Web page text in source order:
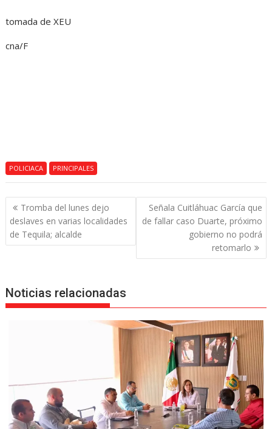
tomada de XEU
cna/F
POLICIACA PRINCIPALES
Navegación
de
entradas
Tromba del lunes dejo
deslaves en varias localidades
de Tequila; alcalde
Señala Cuitláhuac García que
de fallar caso Duarte, próximo
gobierno no podrá
retomarlo
Noticias relacionadas